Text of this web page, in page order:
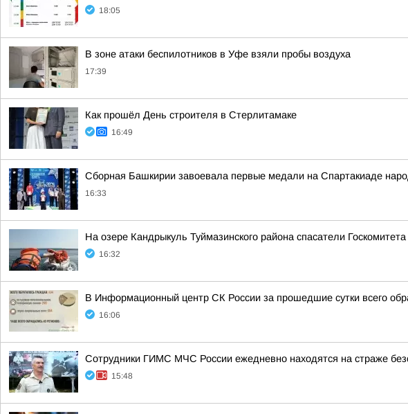
18:05
В зоне атаки беспилотников в Уфе взяли пробы воздуха
17:39
Как прошёл День строителя в Стерлитамаке
16:49
Сборная Башкирии завоевала первые медали на Спартакиаде
16:33
На озере Кандрыкуль Туймазинского района спасатели
16:32
В Информационный центр СК России за прошедшие сутки всего
16:06
Сотрудники ГИМС МЧС России ежедневно находятся на страже
15:48